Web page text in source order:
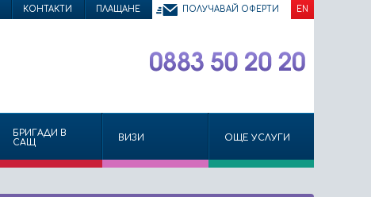
КОНТАКТИ ПЛАЩАНЕ ПОЛУЧАВАЙ ОФЕРТИ EN
БРИГАДИ В
САЩ
ВИЗИ ОЩЕ УСЛУГИ